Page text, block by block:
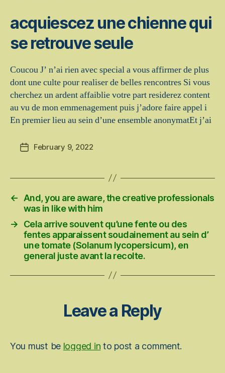
acquiescez une chienne qui
se retrouve seule
Coucou J’ n’ai rien avec special a vous affirmer de plus
dont une culte pour realiser de belles rencontres Si vous
cherchez un ardent affaiblie votre part residerez content
au vu de mon emmenagement puis j’adore faire appel i
En premier lieu au sein d’une ensemble anonymatEt j’ai
PostFebruary 9, 2022
←
And, you are aware, the creative professionals
was in like with him
→
Cela arrive souvent qu’une fente ou des
fentes apparaissent soudainement au sein d’
une tomate (Solanum lycopersicum), en
general juste avant la recolte.
Leave a Reply
You must be logged in to post a comment.